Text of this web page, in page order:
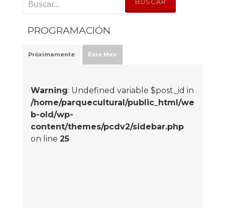
PROGRAMACIÓN
Próximamente Este Mes
Warning: Undefined variable $post_id in
/home/parquecultural/public_html/we
b-old/wp-
content/themes/pcdv2/sidebar.php
on line 25